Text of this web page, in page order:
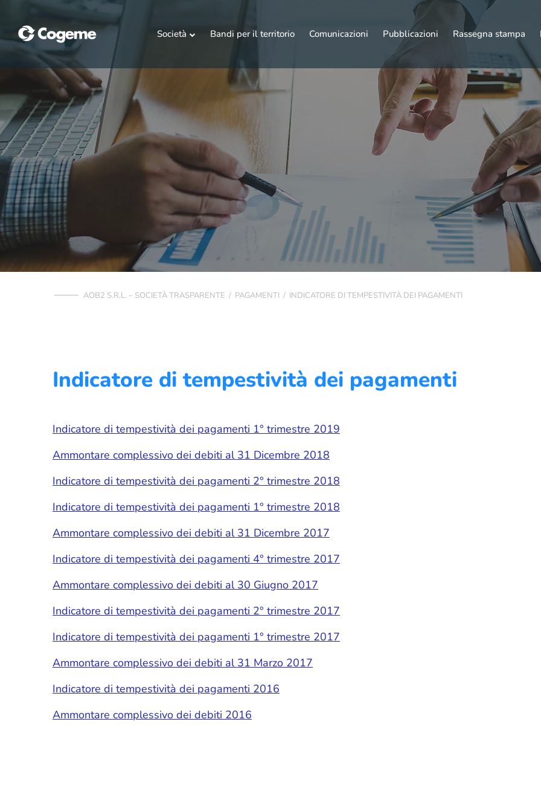
Società Bandi per il territorio Comunicazioni Pubblicazioni Rassegna stampa
AOB2 S.R.L. – SOCIETÀ TRASPARENTE / PAGAMENTI / INDICATORE DI TEMPESTIVITÀ DEI PAGAMENTI
Indicatore di tempestività dei pagamenti
Indicatore di tempestività dei pagamenti 1° trimestre 2019
Ammontare complessivo dei debiti al 31 Dicembre 2018
Indicatore di tempestività dei pagamenti 2° trimestre 2018
Indicatore di tempestività dei pagamenti 1° trimestre 2018
Ammontare complessivo dei debiti al 31 Dicembre 2017
Indicatore di tempestività dei pagamenti 4° trimestre 2017
Ammontare complessivo dei debiti al 30 Giugno 2017
Indicatore di tempestività dei pagamenti 2° trimestre 2017
Indicatore di tempestività dei pagamenti 1° trimestre 2017
Ammontare complessivo dei debiti al 31 Marzo 2017
Indicatore di tempestività dei pagamenti 2016
Ammontare complessivo dei debiti 2016